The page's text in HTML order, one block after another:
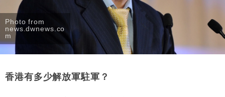
Photo from
news.dwnews.co
m
香港有多少解放軍駐軍？